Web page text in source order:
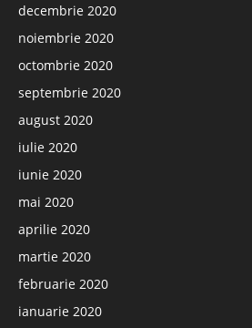
decembrie 2020
noiembrie 2020
octombrie 2020
septembrie 2020
august 2020
iulie 2020
iunie 2020
mai 2020
aprilie 2020
martie 2020
februarie 2020
ianuarie 2020